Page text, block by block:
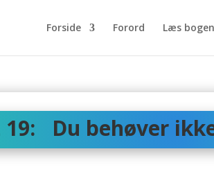
Forside Forord Læs bogen
19: Du behøver